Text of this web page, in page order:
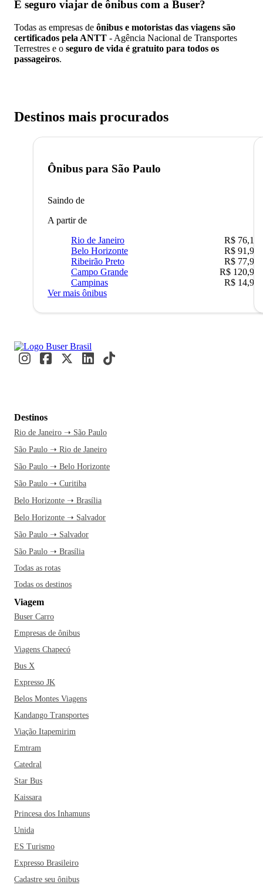
É seguro viajar de ônibus com a Buser?
Todas as empresas de ônibus e motoristas das viagens são
certificados pela ANTT - Agência Nacional de Transportes
Terrestres e o seguro de vida é gratuito para todos os
passageiros.
Destinos mais procurados
Ônibus para São Paulo
Saindo de
A partir de
Rio de Janeiro
R$ 76,10
Belo Horizonte
R$ 91,90
Ribeirão Preto
R$ 77,90
Campo Grande
R$ 120,90
Campinas
R$ 14,90
Ver mais ônibus
Destinos
Rio de Janeiro ➝ São Paulo
São Paulo ➝ Rio de Janeiro
São Paulo ➝ Belo Horizonte
São Paulo ➝ Curitiba
Belo Horizonte ➝ Brasília
Belo Horizonte ➝ Salvador
São Paulo ➝ Salvador
São Paulo ➝ Brasília
Todas as rotas
Todas os destinos
Viagem
Buser Carro
Empresas de ônibus
Viagens Chapecó
Bus X
Expresso JK
Belos Montes Viagens
Kandango Transportes
Viação Itapemirim
Emtram
Catedral
Star Bus
Kaissara
Princesa dos Inhamuns
Unida
ES Turismo
Expresso Brasileiro
Cadastre seu ônibus